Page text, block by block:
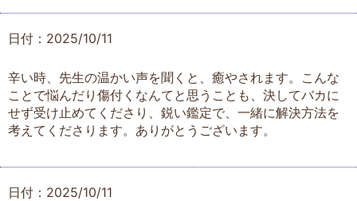
日付：2025/10/11
辛い時、先生の温かい声を聞くと、癒やされます。こんな
ことで悩んだり傷付くなんてと思うことも、決してバカに
せず受け止めてくださり、鋭い鑑定で、一緒に解決方法を
考えてくださります。ありがとうございます。
日付：2025/10/11